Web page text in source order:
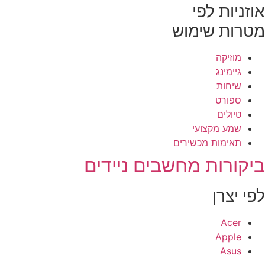
לפי
שימוש
מוזיקה
גיימינג
שיחות
ספורט
טיולים
שמע מקצועי
תאימות מכשירים
מחשבים ניידים
יצרן
Acer
Apple
Asus